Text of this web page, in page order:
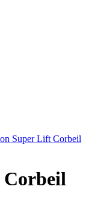
Super Lift Corbeil